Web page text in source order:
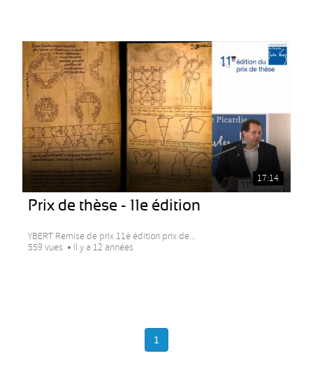
17:14
Prix de thèse - 11e édition
YBERT Remise de prix 11è édition prix de...
559 vues
Il y a 12 années
1